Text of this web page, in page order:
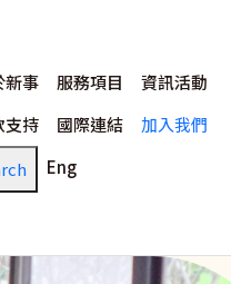
單
新事 服務項目
資訊活動
支持
國際連結
加入我們
Eng